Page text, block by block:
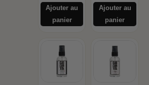
Ajouter au
panier
Ajouter au
panier